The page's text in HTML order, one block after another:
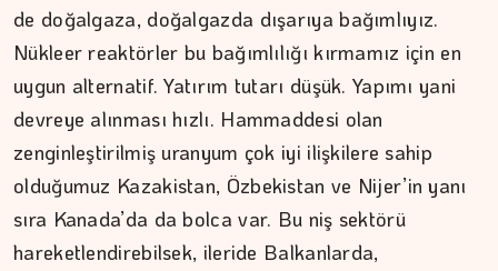
de doğalgaza, doğalgazda dışarıya bağımlıyız.
Nükleer reaktörler bu bağımlılığı kırmamız için en
uygun alternatif. Yatırım tutarı düşük. Yapımı yani
devreye alınması hızlı. Hammaddesi olan
zenginleştirilmiş uranyum çok iyi ilişkilere sahip
olduğumuz Kazakistan, Özbekistan ve Nijer’in yanı
sıra Kanada’da da bolca var. Bu niş sektörü
hareketlendirebilsek, ileride Balkanlarda,